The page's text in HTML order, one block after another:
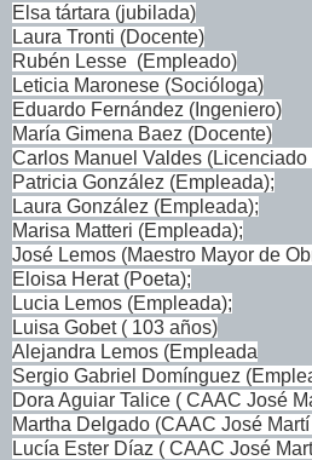
Elsa tártara (jubilada)
Laura Tronti (Docente)
Rubén Lesse (Empleado)
Leticia Maronese (Socióloga)
Eduardo Fernández (Ingeniero)
María Gimena Baez (Docente)
Carlos Manuel Valdes
Patricia González (Empleada);
Laura González (Empleada);
Marisa Matteri (Empleada);
José Lemos (Maestro Mayor de
Eloisa Herat (Poeta);
Lucia Lemos (Empleada);
Luisa Gobet ( 103 años)
Alejandra Lemos (Empleada
Sergio Gabriel Domínguez
Dora Aguiar Talice ( CAAC José
Martha Delgado (CAAC José
Lucía Ester Díaz ( CAAC José